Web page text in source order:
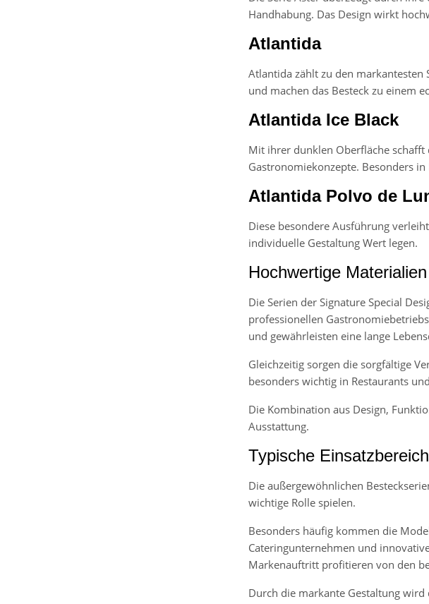
Handhabung. Das Design wirkt
Atlantida
Atlantida zählt zu den markantesten
und machen das Besteck zu einem
Atlantida Ice Black
Mit ihrer dunklen Oberfläche
Gastronomiekonzepte. Besonders
Atlantida Polvo de
Diese besondere Ausführung
individuelle Gestaltung Wert legen.
Hochwertige
Die Serien der Signature Special
professionellen
und gewährleisten eine lange
Gleichzeitig sorgen die sorgfältige
besonders wichtig in Restaurants
Die Kombination aus Design,
Ausstattung.
Typische
Die außergewöhnlichen
wichtige Rolle spielen.
Besonders häufig kommen die
Cateringunternehmen und
Markenauftritt profitieren von den
Durch die markante Gestaltung wird